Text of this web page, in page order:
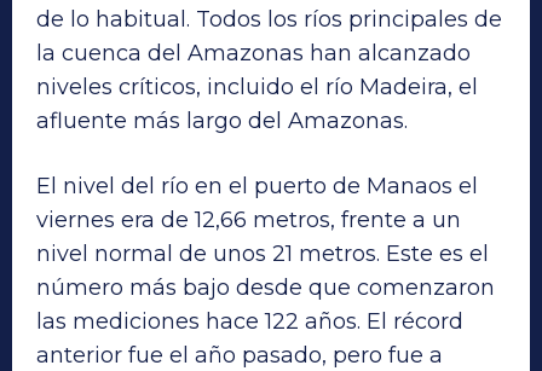
de lo habitual. Todos los ríos principales de
la cuenca del Amazonas han alcanzado
niveles críticos, incluido el río Madeira, el
afluente más largo del Amazonas.
El nivel del río en el puerto de Manaos el
viernes era de 12,66 metros, frente a un
nivel normal de unos 21 metros. Este es el
número más bajo desde que comenzaron
las mediciones hace 122 años. El récord
anterior fue el año pasado, pero fue a